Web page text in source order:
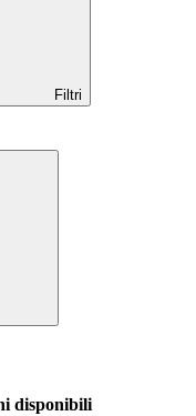
Filtri
disponibili